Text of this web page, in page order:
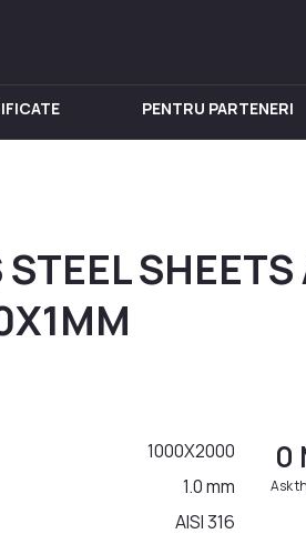
PENTRU PARTENERI
Aparat de distilat
1000X2000
1.0 mm
AISI 316
0
Ask